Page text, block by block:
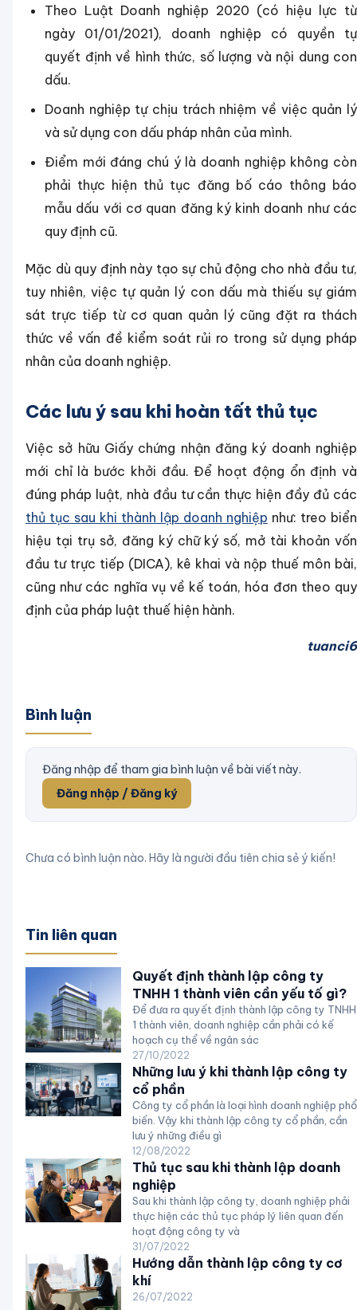
Theo Luật Doanh nghiệp 2020 (có hiệu lực từ
ngày 01/01/2021), doanh nghiệp có quyền tự
quyết định về hình thức, số lượng và nội dung con
dấu.
Doanh nghiệp tự chịu trách nhiệm về việc quản lý
và sử dụng con dấu pháp nhân của mình.
Điểm mới đáng chú ý là doanh nghiệp không còn
phải thực hiện thủ tục đăng bố cáo thông báo
mẫu dấu với cơ quan đăng ký kinh doanh như các
quy định cũ.
Mặc dù quy định này tạo sự chủ động cho nhà đầu tư,
tuy nhiên, việc tự quản lý con dấu mà thiếu sự giám
sát trực tiếp từ cơ quan quản lý cũng đặt ra thách
thức về vấn đề kiểm soát rủi ro trong sử dụng pháp
nhân của doanh nghiệp.
Các lưu ý sau khi hoàn tất thủ tục
Việc sở hữu Giấy chứng nhận đăng ký doanh nghiệp
mới chỉ là bước khởi đầu. Để hoạt động ổn định và
đúng pháp luật, nhà đầu tư cần thực hiện đầy đủ các
thủ tục sau khi thành lập doanh nghiệp như: treo biển
hiệu tại trụ sở, đăng ký chữ ký số, mở tài khoản vốn
đầu tư trực tiếp (DICA), kê khai và nộp thuế môn bài,
cũng như các nghĩa vụ về kế toán, hóa đơn theo quy
định của pháp luật thuế hiện hành.
tuanci6
Bình luận
Đăng nhập để tham gia bình luận về bài viết này.
Đăng nhập / Đăng ký
Chưa có bình luận nào. Hãy là người đầu tiên chia sẻ ý kiến!
Tin liên quan
Quyết định thành lập công ty
TNHH 1 thành viên cần yếu tố gì?
Để đưa ra quyết định thành lập công ty TNHH
1 thành viên, doanh nghiệp cần phải có kế
hoạch cụ thể về ngân sác
27/10/2022
Những lưu ý khi thành lập công ty
cổ phần
Công ty cổ phần là loại hình doanh nghiệp phổ
biến. Vậy khi thành lập công ty cổ phần, cần
lưu ý những điều gì
12/08/2022
Thủ tục sau khi thành lập doanh
nghiệp
Sau khi thành lập công ty, doanh nghiệp phải
thực hiện các thủ tục pháp lý liên quan đến
hoạt động công ty và
31/07/2022
Hướng dẫn thành lập công ty cơ
khí
26/07/2022